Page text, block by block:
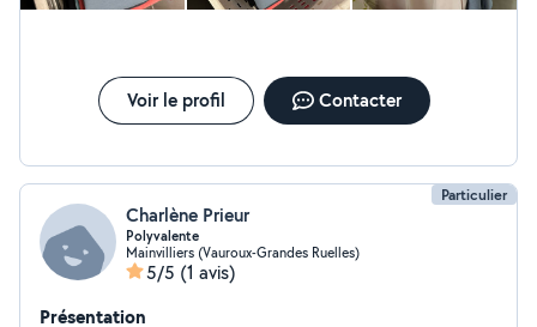
Voir le profil Contacter
Particulier
Charlène Prieur
Polyvalente
Mainvilliers (Vauroux-Grandes Ruelles)
5/5 (1 avis)
Présentation